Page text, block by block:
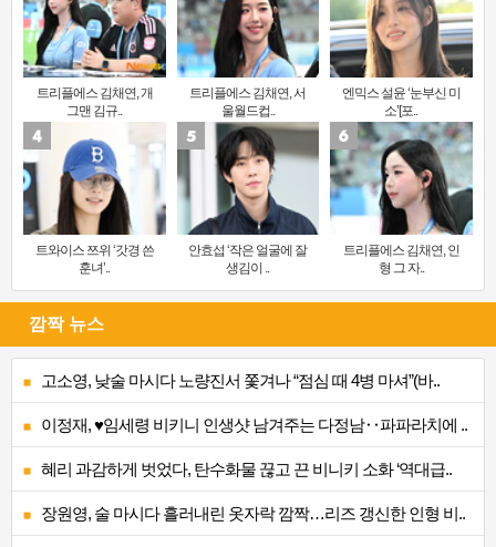
트리플에스 김채연, 개
그맨 김규..
트리플에스 김채연, 서
울월드컵..
엔믹스 설윤 ‘눈부신 미
소’[포..
트와이스 쯔위 ‘갓경 쓴
훈녀’..
안효섭 ‘작은 얼굴에 잘
생김이 ..
트리플에스 김채연, 인
형 그 자..
깜짝 뉴스
고소영, 낮술 마시다 노량진서 쫓겨나 “점심 때 4병 마셔”(바..
이정재, ♥임세령 비키니 인생샷 남겨주는 다정남‥파파라치에 ..
혜리 과감하게 벗었다, 탄수화물 끊고 끈 비니키 소화 ‘역대급..
장원영, 술 마시다 흘러내린 옷자락 깜짝…리즈 갱신한 인형 비..